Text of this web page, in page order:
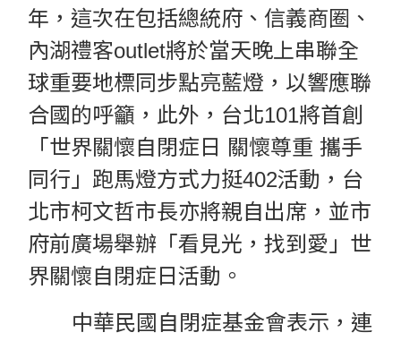
年，這次在包括總統府、信義商圈、
內湖禮客outlet將於當天晚上串聯全
球重要地標同步點亮藍燈，以響應聯
合國的呼籲，此外，台北101將首創
「世界關懷自閉症日 關懷尊重 攜手
同行」跑馬燈方式力挺402活動，台
北市柯文哲市長亦將親自出席，並市
府前廣場舉辦「看見光，找到愛」世
界關懷自閉症日活動。
中華民國自閉症基金會表示，連